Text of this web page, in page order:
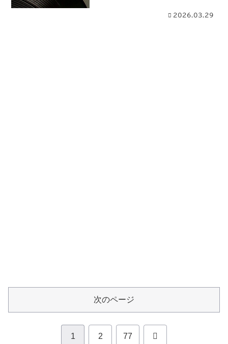
2026.03.29
次のページ
1 2 77 次